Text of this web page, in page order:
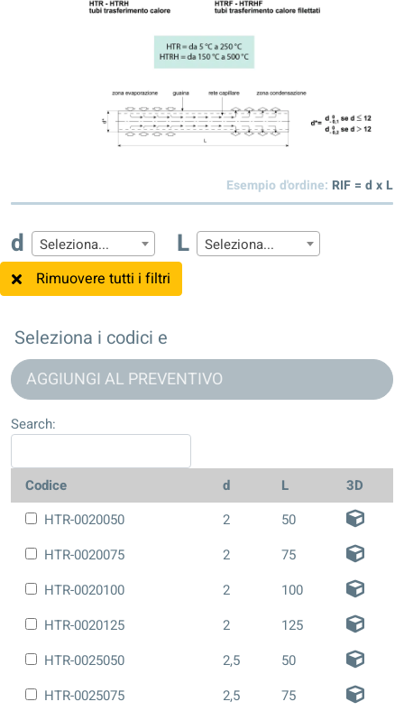
Esempio d'ordine: RIF = d x L
d Seleziona... L Seleziona...
Rimuovere tutti i filtri
Seleziona i codici e
AGGIUNGI AL PREVENTIVO
Search:
Codice d L
3D
HTR-0020050
2
50
HTR-0020075
2
75
HTR-0020100
2
100
HTR-0020125
2
125
HTR-0025050
2,5
50
HTR-0025075
2,5 75